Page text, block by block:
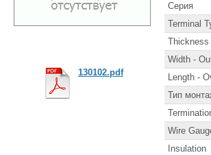
Серия
Terminal
Thickness
Width -
Length -
Тип
Wire
Insulation
130102.pdf